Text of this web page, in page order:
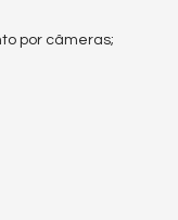
por câmeras;